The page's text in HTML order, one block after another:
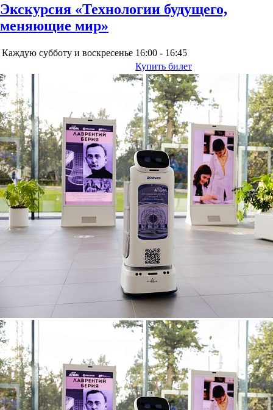
Экскурсия «Технологии будущего,
меняющие мир»
Каждую субботу и воскресенье 16:00 - 16:45
Купить билет